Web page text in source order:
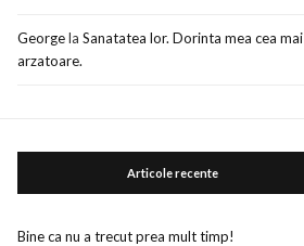
GeorgelaSanatatea lor. Dorinta mea cea mai
arzatoare.
Articole recente
Bine ca nu a trecut prea mult timp!